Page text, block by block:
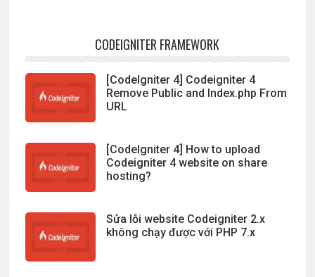
CODEIGNITER FRAMEWORK
[CodeIgniter 4] Codeigniter 4
Remove Public and Index.php From
URL
[CodeIgniter 4] How to upload
Codeigniter 4 website on share
hosting?
Sửa lỗi website Codeigniter 2.x
không chạy được với PHP 7.x